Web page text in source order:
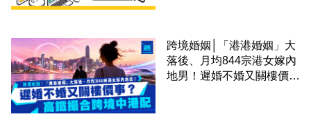
跨境婚姻│「港港婚姻」大
落後、月均844宗港女嫁內
地男！遲婚不婚又關樓價